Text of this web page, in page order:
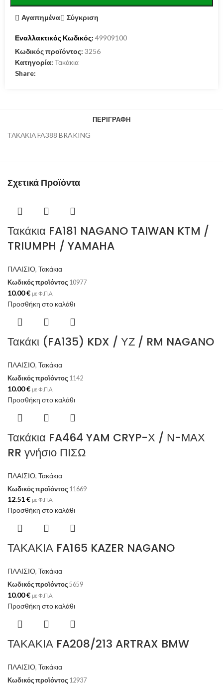
Αγαπημένα Σύγκριση
Εναλλακτικός Κωδικός: 49909100
Κωδικός προϊόντος: 3256
Κατηγορία: Τακάκια
Share:
ΠΕΡΙΓΡΑΦΉ
ΤΑΚΑΚΙΑ FA388 BRAKING
Σχετικά Προϊόντα
Τακάκια FA181 NAGANO TAIWAN KTM /
TRIUMPH / YAMAHA
ΠΛΑΙΣΙΟ, Τακάκια
Κωδικός προϊόντος 10977
10.00€ με Φ.Π.Α.
Προσθήκη στο καλάθι
Τακάκι (FA135) KDX / ΥΖ / RM NAGANO
ΠΛΑΙΣΙΟ, Τακάκια
Κωδικός προϊόντος 1142
10.00€ με Φ.Π.Α.
Προσθήκη στο καλάθι
Τακάκια FA464 YAM CRYP-Χ / Ν-ΜΑΧ
RR γνήσιο ΠΙΣΩ
ΠΛΑΙΣΙΟ, Τακάκια
Κωδικός προϊόντος 11669
12.51€ με Φ.Π.Α.
Προσθήκη στο καλάθι
ΤΑΚΑΚΙΑ FA165 KAZER NAGANO
ΠΛΑΙΣΙΟ, Τακάκια
Κωδικός προϊόντος 5659
10.00€ με Φ.Π.Α.
Προσθήκη στο καλάθι
ΤΑΚΑΚΙΑ FA208/213 ARTRAX BMW
ΠΛΑΙΣΙΟ, Τακάκια
Κωδικός προϊόντος 12937